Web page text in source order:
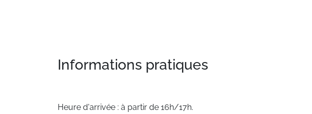
Informations pratiques
Heure d'arrivée : à partir de 16h/17h.